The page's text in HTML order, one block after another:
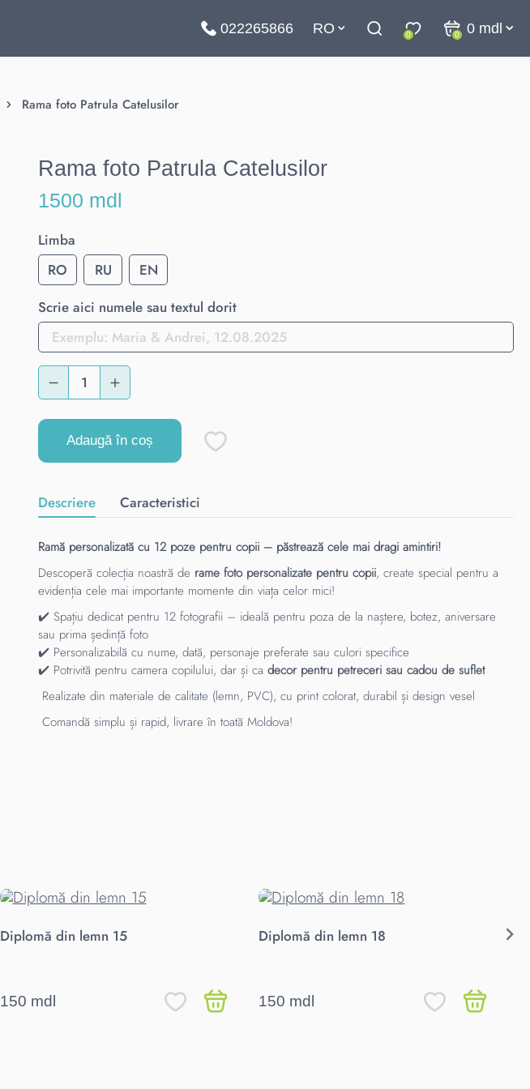
022265866 RO 0 0 0 mdl
Rama foto Patrula Catelusilor
Rama foto Patrula Catelusilor
1500 mdl
Limba
RO
RU
EN
Scrie aici numele sau textul dorit
Adaugă în coș
Descriere Caracteristici
Ramă personalizată cu 12 poze pentru copii – păstrează cele mai dragi amintiri!
Descoperă colecția noastră de rame foto personalizate pentru copii, create special pentru a
evidenția cele mai importante momente din viața celor mici!
✔️ Spațiu dedicat pentru 12 fotografii – ideală pentru poza de la naștere, botez, aniversare
sau prima ședință foto
✔️ Personalizabilă cu nume, dată, personaje preferate sau culori specifice
✔️ Potrivită pentru camera copilului, dar și cadecor pentru petreceri sau cadou de suflet
Realizate din materiale de calitate (lemn, PVC), cu print colorat, durabil și design vesel
Comandă simplu și rapid, livrare în toată Moldova!
Diplomă din lemn 15
150 mdl
Diplomă din lemn 18
150 mdl